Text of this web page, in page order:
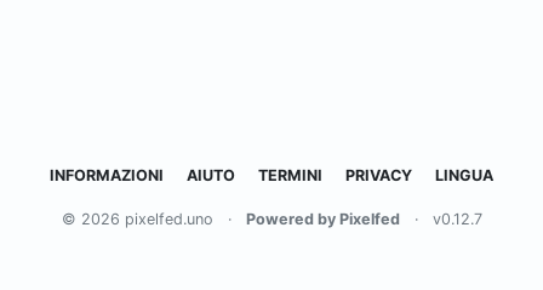
INFORMAZIONI AIUTO TERMINI PRIVACY LINGUA
© 2026 pixelfed.uno · Powered by Pixelfed · v0.12.7